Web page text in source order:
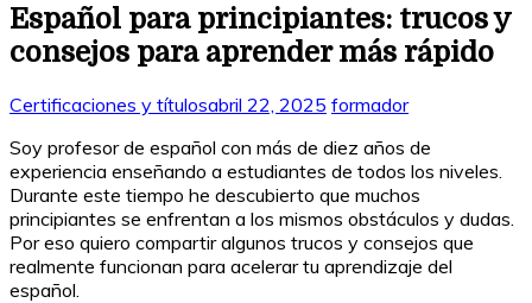
Español para principiantes: trucos y
consejos para aprender más rápido
Certificaciones y títulosabril 22, 2025 formador
Soy profesor de español con más de diez años de
experiencia enseñando a estudiantes de todos los niveles.
Durante este tiempo he descubierto que muchos
principiantes se enfrentan a los mismos obstáculos y dudas.
Por eso quiero compartir algunos trucos y consejos que
realmente funcionan para acelerar tu aprendizaje del
español.